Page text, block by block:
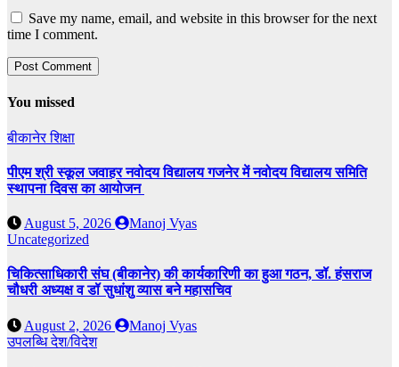
Save my name, email, and website in this browser for the next
time I comment.
You missed
बीकानेरशिक्षा
पीएम श्री स्कूल जवाहर नवोदय विद्यालय गजनेर में नवोदय विद्यालय समिति
स्थापना दिवस का आयोजन
August 5, 2026
Manoj Vyas
Uncategorized
चिकित्साधिकारी संघ (बीकानेर) की कार्यकारिणी का हुआ गठन, डॉ. हंसराज
चौधरी अध्यक्ष व डॉ सुधांशु व्यास बने महासचिव
August 2, 2026
Manoj Vyas
उपलब्धिदेश/विदेश